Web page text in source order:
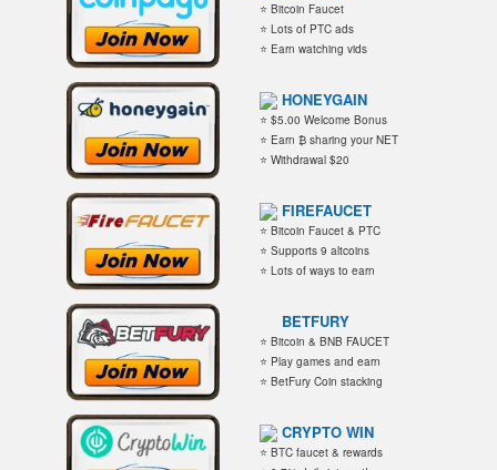
⭐ Bitcoin Faucet
⭐ Lots of PTC ads
⭐ Earn watching vids
HONEYGAIN
⭐ $5.00 Welcome Bonus
⭐ Earn ₿ sharing your NET
⭐ Withdrawal $20
FIREFAUCET
⭐ Bitcoin Faucet & PTC
⭐ Supports 9 altcoins
⭐ Lots of ways to earn
BETFURY
⭐ Bitcoin & BNB FAUCET
⭐ Play games and earn
⭐ BetFury Coin stacking
CRYPTO WIN
⭐ BTC faucet & rewards